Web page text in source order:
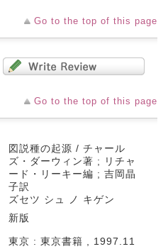
Go to the top of this page
Go to the top of this page
図説種の起源 / チャール
ズ・ダーウィン著 ; リチャ
ード・リーキー編 ; 吉岡晶
子訳
ズセツ シュ ノ キゲン
新版
東京 : 東京書籍 , 1997.11